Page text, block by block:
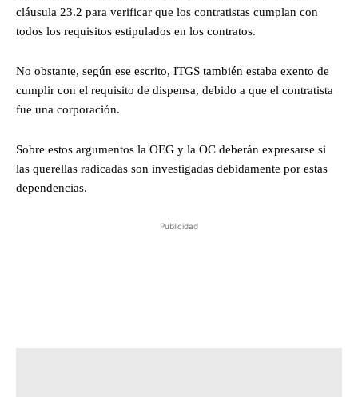
cláusula 23.2 para verificar que los contratistas cumplan con
todos los requisitos estipulados en los contratos.
No obstante, según ese escrito, ITGS también estaba exento de
cumplir con el requisito de dispensa, debido a que el contratista
fue una corporación.
Sobre estos argumentos la OEG y la OC deberán expresarse si
las querellas radicadas son investigadas debidamente por estas
dependencias.
Publicidad